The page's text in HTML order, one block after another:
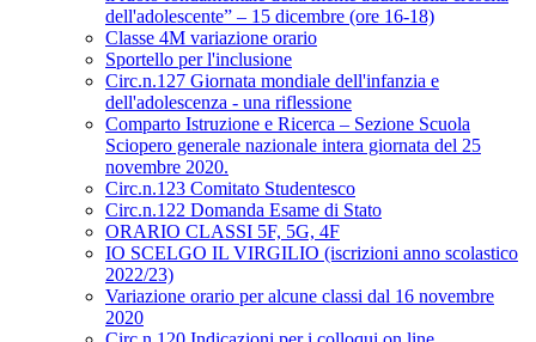
dell'adolescente” – 15 dicembre (ore 16-18)
Classe 4M variazione orario
Sportello per l'inclusione
Circ.n.127 Giornata mondiale dell'infanzia e
dell'adolescenza - una riflessione
Comparto Istruzione e Ricerca – Sezione Scuola
Sciopero generale nazionale intera giornata del 25
novembre 2020.
Circ.n.123 Comitato Studentesco
Circ.n.122 Domanda Esame di Stato
ORARIO CLASSI 5F, 5G, 4F
IO SCELGO IL VIRGILIO (iscrizioni anno scolastico
2022/23)
Variazione orario per alcune classi dal 16 novembre
2020